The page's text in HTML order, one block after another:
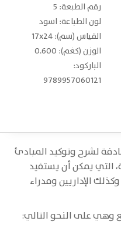
رقم الطبعة: 5
لون الطباعة: اسود
القياس (سم): 17x24
الوزن (كغم): 0.600
الباركود:
9789957060121
لشرح وتوكيد المبادئ
التي يمكن أن يستفيد
الإداريين ومدراء
وهي على النحو التالي: